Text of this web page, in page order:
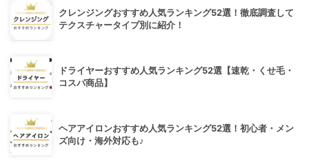
クレンジングおすすめ人気ランキング52選！徹底調査して
テクスチャータイプ別に紹介！
ドライヤーおすすめ人気ランキング52選【速乾・くせ毛・
コスパ商品】
ヘアアイロンおすすめ人気ランキング52選！初心者・メン
ズ向け・海外対応も♪